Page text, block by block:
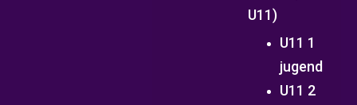
U11)
U11 1
jugend
U11 2